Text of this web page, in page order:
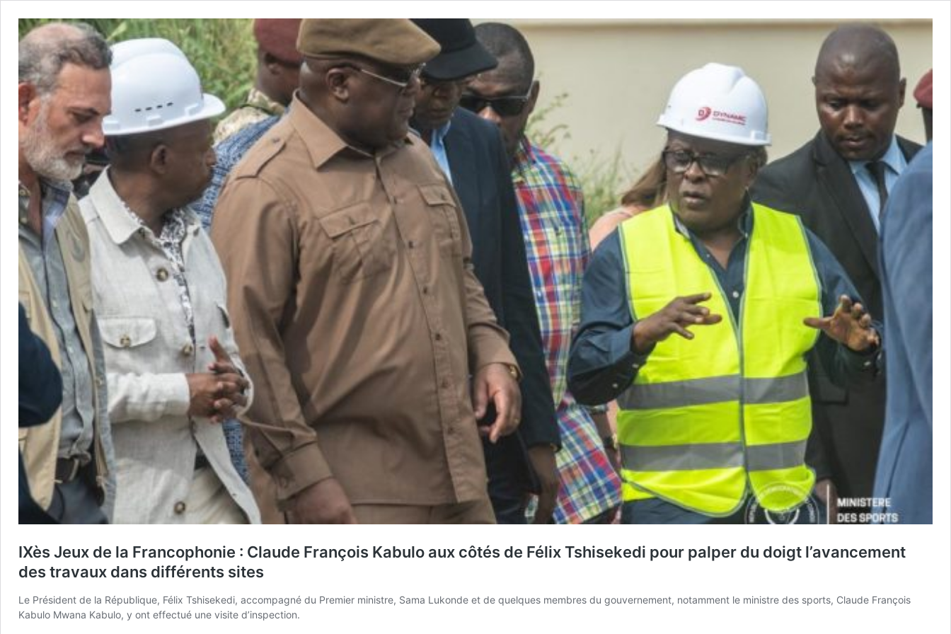
IXès Jeux de la Francophonie : Claude François Kabulo aux côtés de Félix Tshisekedi pour palper du doigt l’avancement
des travaux dans différents sites
Le Président de la République, Félix Tshisekedi, accompagné du Premier ministre, Sama Lukonde et de quelques membres du gouvernement, notamment le ministre des sports, Claude François
Kabulo Mwana Kabulo, y ont effectué une visite d’inspection.